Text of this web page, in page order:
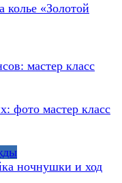
колье «Золотой
мастер класс
фото мастер класс
ночнушки и ход